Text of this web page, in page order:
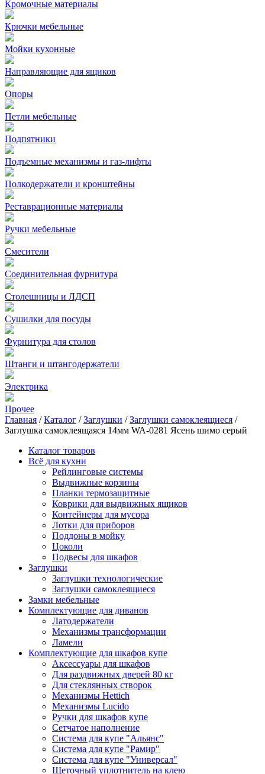
Кромочные материалы
Крючки мебельные
Мойки кухонные
Направляющие для ящиков
Опоры
Петли мебельные
Подпятники
Подъемные механизмы и газ-лифты
Полкодержатели и кронштейны
Реставрационные материалы
Ручки мебельные
Смесители
Соединительная фурнитура
Столешницы и ЛДСП
Сушилки для посуды
Фурнитура для столов
Штанги и штангодержатели
Электрика
Прочее
Главная /Каталог /Заглушки /Заглушки самоклеящиеся /
Заглушка самоклеящаяся 14мм WA-0281 Ясень шимо серый
Каталог товаров
Всё для кухни
Рейлинговые системы
Выдвижные корзины
Планки термозащитные
Коврики для выдвижных ящиков
Контейнеры для мусора
Лотки для приборов
Поддоны в мойку
Цоколи
Подвесы для шкафов
Заглушки
Заглушки технологические
Заглушки самоклеящиеся
Замки мебельные
Комплектующие для диванов
Латодержатели
Механизмы трансформации
Ламели
Комплектующие для шкафов купе
Аксессуары для шкафов
Для раздвижных дверей 80 кг
Для стеклянных створок
Механизмы Hettich
Механизмы Lucido
Ручки для шкафов купе
Сетчатое наполнение
Система для купе "Альянс"
Система для купе "Рамир"
Система для купе "Универсал"
Щеточный уплотнитель на клею